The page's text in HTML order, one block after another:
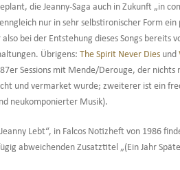
die Jeanny-Saga auch in Zukunft „in
nur in sehr selbstironischer Form
bei der Entstehung dieses Songs bereits
Übrigens:The Spirit Never Dies und
Sessions mit Mende/Derouge, der
und vermarket wurde; zweiterer ist ein
neukomponierter Musik).
Lebt“, in Falcos Notizheft von 1986
abweichenden Zusatztitel „(Ein Jahr